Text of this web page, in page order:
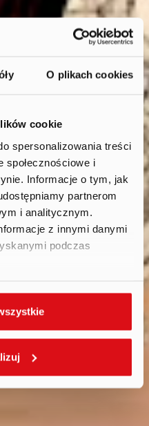
O plikach cookies
cookie
spersonalizowania treści
społecznościowe i
Informacje o tym, jak
partnerom
i analitycznym.
z innymi danymi
podczas
.